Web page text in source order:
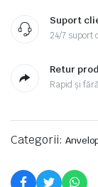
Suport
24/7 suport
Retur
Rapid și
Categorii: